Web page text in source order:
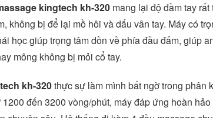
kingtech kh-320 mang lại độ đầm tay rất
không bị để lại mồ hôi và dấu vân tay. Máy có
học giúp trọng tâm dồn về phía đầu đấm, giúp
mông không bị mỏi cổ tay.
kh-320thực sự làm mình bất ngờ trong phân
đến 3200 vòng/phút, máy đáp ứng hoàn